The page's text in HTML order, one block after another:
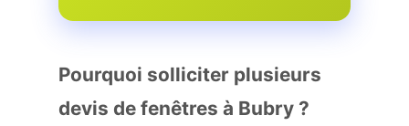
Pourquoi solliciter plusieurs
devis de fenêtres à Bubry ?